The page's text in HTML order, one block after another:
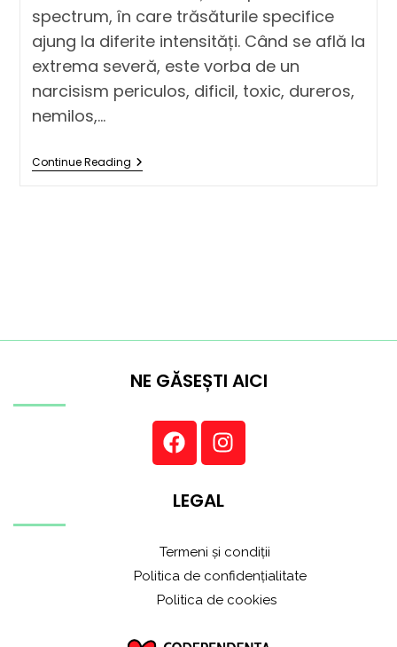
spectrum, în care trăsăturile specifice
ajung la diferite intensități. Când se află la
extrema severă, este vorba de un
narcisism periculos, dificil, toxic, dureros,
nemilos,…
Continue Reading
LEGAL
Termeni și condiții
Politica de confidențialitate
Politica de cookies
NE GĂSEȘTI AICI